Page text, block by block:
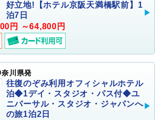
好立地!【ホテル京阪天満橋駅前】1
泊7日
円 ～64,800円
川県発
往復のぞみ利用オフィシャルホテル
泊◆1デイ・スタジオ・パス付◆ユ
ニバーサル・スタジオ・ジャパンへ
の旅1泊2日